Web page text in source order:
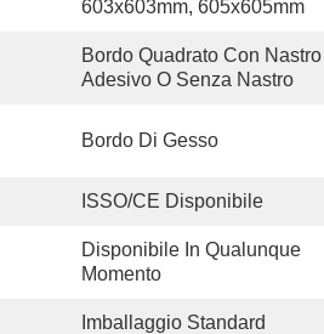
603x603mm, 605x605mm
Bordo Quadrato Con Nastro
Adesivo O Senza Nastro
Bordo Di Gesso
ISSO/CE Disponibile
Disponibile In Qualunque
Momento
Imballaggio Standard